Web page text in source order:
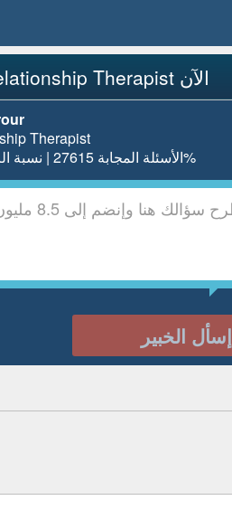
إسأل Relationship Therapist الآن
Therapist
الأسئلة المجابة 27615 | نسبة الرضا 97.8%
إسأل الخبير